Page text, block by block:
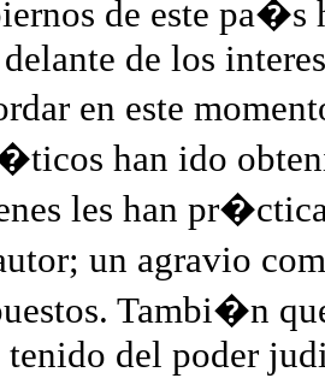
de este pa�s
de los
en este
han ido
les han
un agravio
Tambi�n
tenido del poder